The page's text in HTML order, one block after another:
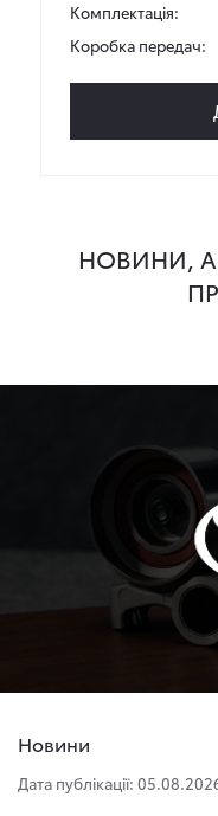
Комплектація:
Коробка передач:
НОВИНИ,
Новини
Дата публікації: